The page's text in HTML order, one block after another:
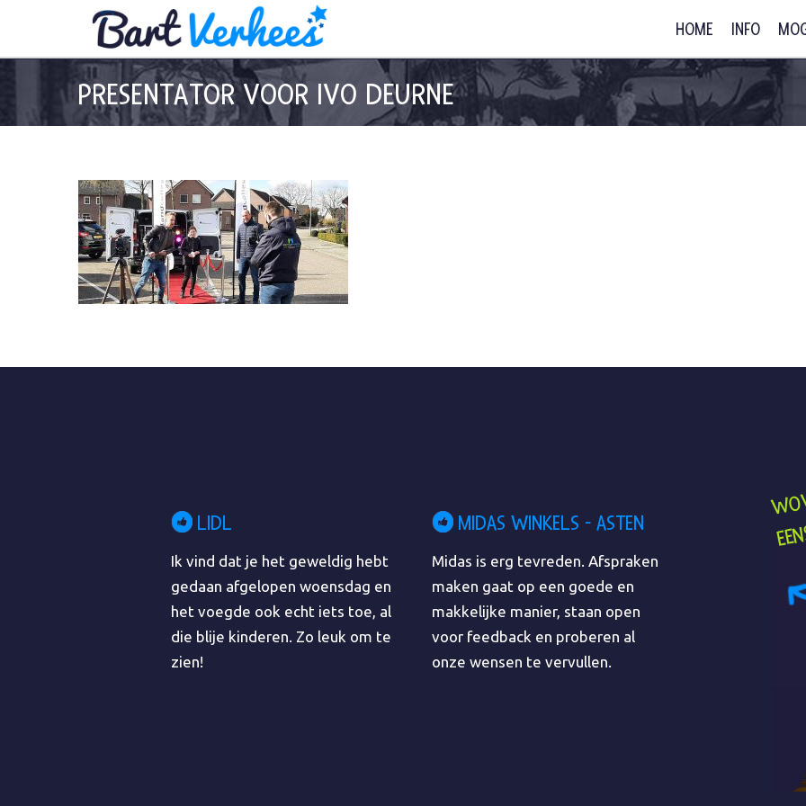
HOME INFO
PRESENTATOR VOOR IVO DEURNE
LIDL
Ik vind dat je het geweldig hebt
gedaan afgelopen woensdag en
het voegde ook echt iets toe, al
die blije kinderen. Zo leuk om te
zien!
MIDAS WINKELS - ASTEN
Midas is erg tevreden. Afspraken
maken gaat op een goede en
makkelijke manier, staan open
voor feedback en proberen al
onze wensen te vervullen.